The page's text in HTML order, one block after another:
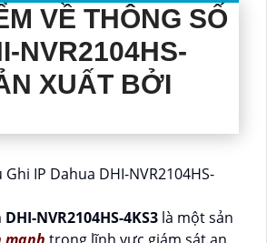
VỀ THÔNG SỐ
NVR2104HS-
XUẤT BỞI
IP Dahua DHI-NVR2104HS-
DHI-NVR2104HS-4KS3 là một sản
mạnh trong lĩnh vực giám sát an